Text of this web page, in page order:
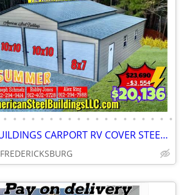
• • • • • • • • • • • • • • • • • • •
METAL BUILDINGS CARPORT RV COVER STEEL GARAGE METAL BUILDING POLE BARN
FREDERICKSBURG